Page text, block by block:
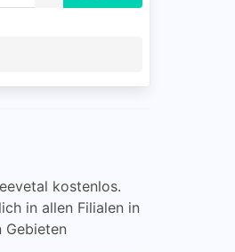
kostenlos.
in allen Filialen in
Gebieten